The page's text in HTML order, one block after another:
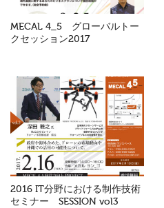
MECAL 4_5 グローバルトー
クセッション2017
2016 IT分野における制作技術
セミナー SESSION vol3